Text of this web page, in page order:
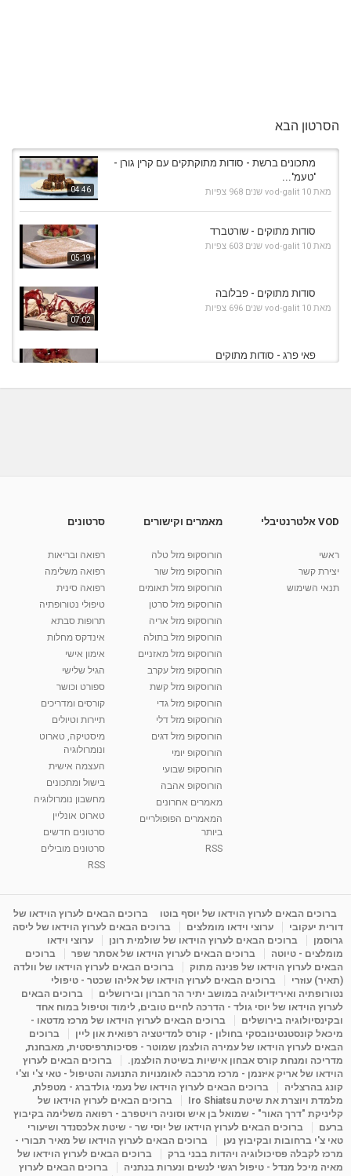
הסרטון הבא
04:46
מתכונים ברשת - סודות מתוקתקים עם קרין גורן -
'טעמ'...
מאת vod-galit 10 שנים 968 צפיות
05:19
סודות מתוקים - שורטברד
מאת vod-galit 10 שנים 603 צפיות
07:02
סודות מתוקים - פבלובה
מאת vod-galit 10 שנים 696 צפיות
פאי פרג - סודות מתוקים
מאת
10:17
קרין גורן - העוגה המתגלצ’ת ללא קמח
38.5k צפיות
01:37
יוסי שר - מתמחה בשיטת אלכסנדר וטאי צ'י
2,738 צפיות
01:46
רנה רז-גילו -טיפול אנרגטי ויעוץ רוחני - נומרולוגית
2,314 צפיות
05:37
סודות בתאריך הלידה, משמעות חודש הלידה -
ינואר זינה ליבשיץ נומרולוגית
ליסה גרוסמן - המרכז לאימון התנהגותי - קשב
09:12
מדיטציה בדמיון מודרך - היכרות עם האני הפנימי
מאת admin 11 שנים 3,649 צפיות
פנינה מתוק - מרכז "נתיב הלב" בהרצליה-
מדיטציה-התחדשות
Shahar-vod
VOD אלטרנטיבלי
ראשי
יצירת קשר
תנאי השימוש
מאמרים וקישורים
הורוסקופ מזל טלה
הורוסקופ מזל שור
הורוסקופ מזל תאומים
הורוסקופ מזל סרטן
הורוסקופ מזל אריה
הורוסקופ מזל בתולה
הורוסקופ מזל מאזניים
הורוסקופ מזל עקרב
הורוסקופ מזל קשת
הורוסקופ מזל גדי
הורוסקופ מזל דלי
הורוסקופ מזל דגים
הורוסקופ יומי
הורוסקופ שבועי
הורוסקופ אהבה
מאמרים אחרונים
המאמרים הפופולריים
ביותר
RSS
סרטונים
רפואה ובריאות
רפואה משלימה
רפואה סינית
טיפולי נטורופתיה
תרופות סבתא
אינדקס מחלות
אימון אישי
הגיל שלישי
ספורט וכושר
קורסים ומדריכים
תיירות וטיולים
מיסטיקה, טארוט
ונומרולוגיה
העצמה אישית
בישול ומתכונים
מחשבון נומרולוגיה
טארוט אונליין
סרטונים חדשים
סרטונים מובילים
RSS
ברוכים הבאים לערוץ הוידאו של יוסף בוטו
ברוכים הבאים לערוץ הוידאו של
דורית יעקובי
ערוצי וידאו מומלצים
ברוכים הבאים לערוץ הוידאו של ליסה
גרוסמן
ברוכים הבאים לערוץ הוידאו של שולמית רונן
ערוצי וידאו
מומלצים - טיוטה
ברוכים הבאים לערוץ הוידאו של אסתר שפר
ברוכים
הבאים לערוץ הוידאו של פנינה מתוק
ברוכים הבאים לערוץ הוידאו של וולדה
(תאיר) עוזרי
ברוכים הבאים לערוץ הוידאו של אליהו שכטר - טיפולי
נטורופתיה ואירידיולוגיה במושב יתיר הר חברון ובירושלים
ברוכים הבאים
לערוץ הוידאו של יוסי גולד - הדרכה לחיים טובים, לימוד וטיפול במוח אחד
ובקינסיולוגיה בירושלים
ברוכים הבאים לערוץ הוידאו של מרכז מדטאו -
מיכאל קונסטנטינובסקי בחולון - קורס למדיטציה רפואית און ליין
ברוכים
הבאים לערוץ הוידאו של עמירה הולצמן שמוטר - פסיכותרפיסטית, מאבחנת,
מדריכה ומנחת קורס אבחון אישיות בשיטת הולצמן.
ברוכים הבאים לערוץ
הוידאו של אריק איזנמן - מרכז מרכבה לאומנויות התנועה והטיפול - טאי צ'י וצ'י
קונג בהרצליה
ברוכים הבאים לערוץ הוידאו של נעמי גולדברג - מטפלת,
מלמדת ויוצרת את שיטת Iro Shiatsu
ברוכים הבאים לערוץ הוידאו של
קליניקת "דרך האור" - שמואל בן איש וסוניה רויטפרב - רפואה משלימה בקיבוץ
ברעם
ברוכים הבאים לערוץ הוידאו של יוסי שר - שיטת אלכסנדר ושיעורי
טאי צ'י ברחובות ובקיבוץ נען
ברוכים הבאים לערוץ הוידאו של מאיר תבורי -
מרכז לקבלה פסיכולוגיה ויהדות בבני ברק
ברוכים הבאים לערוץ הוידאו של
מאיה מיכל מנדל - טיפול רגשי לנשים ונערות בנתניה
ברוכים הבאים לערוץ